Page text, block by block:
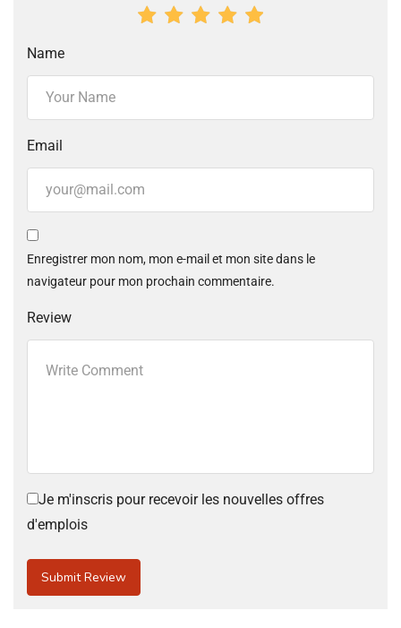
Name
Email
Enregistrer mon nom, mon e-mail et mon site dans le
navigateur pour mon prochain commentaire.
Review
Je m'inscris pour recevoir les nouvelles offres
d'emplois